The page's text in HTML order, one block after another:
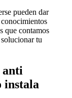
pueden dar
que contamos
tu
anti
instala